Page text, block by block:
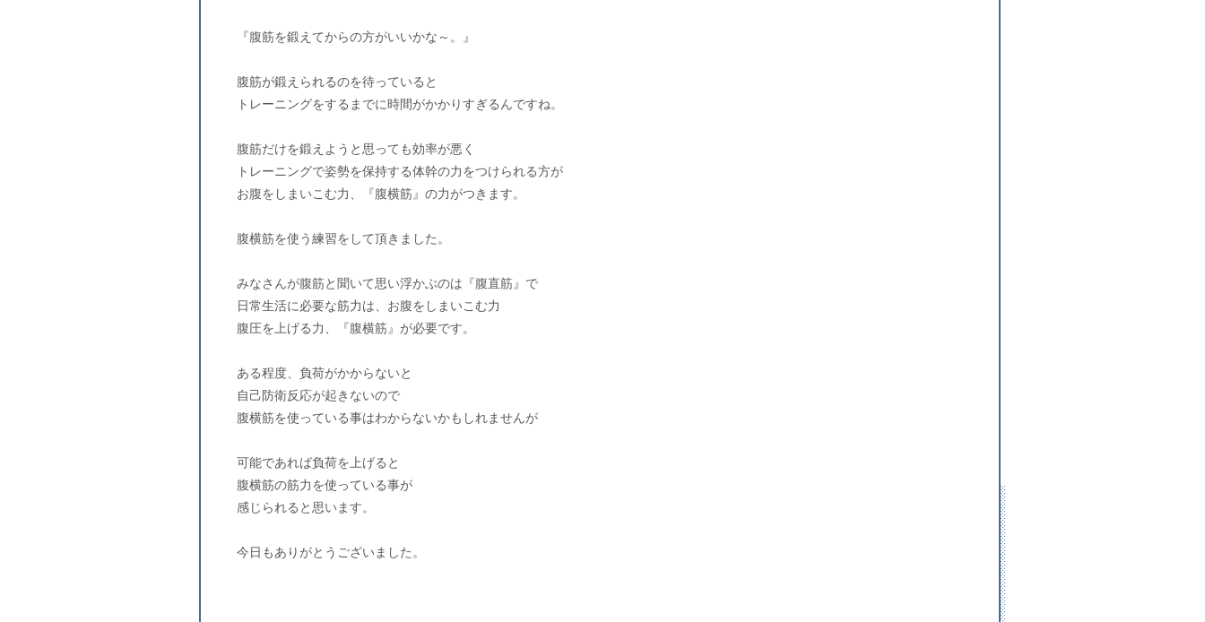
『腹筋を鍛えてからの方がいいかな～。』
腹筋が鍛えられるのを待っていると
トレーニングをするまでに時間がかかりすぎるんですね。
腹筋だけを鍛えようと思っても効率が悪く
トレーニングで姿勢を保持する体幹の力をつけられる方が
お腹をしまいこむ力、『腹横筋』の力がつきます。
腹横筋を使う練習をして頂きました。
みなさんが腹筋と聞いて思い浮かぶのは『腹直筋』で
日常生活に必要な筋力は、お腹をしまいこむ力
腹圧を上げる力、『腹横筋』が必要です。
ある程度、負荷がかからないと
自己防衛反応が起きないので
腹横筋を使っている事はわからないかもしれませんが
可能であれば負荷を上げると
腹横筋の筋力を使っている事が
感じられると思います。
今日もありがとうございました。